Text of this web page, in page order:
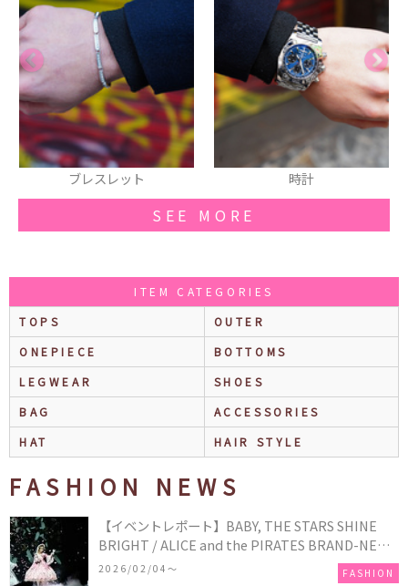
SEE MORE
ITEM CATEGORIES
TOPS
OUTER
ONEPIECE
BOTTOMS
LEGWEAR
SHOES
BAG
ACCESSORIES
HAT
HAIR STYLE
FASHION NEWS
【イベントレポート】BABY, THE STARS SHINE
BRIGHT / ALICE and the PIRATES BRAND-NEW
COLLECTION in TOKYO
2026/02/04〜 FASHION